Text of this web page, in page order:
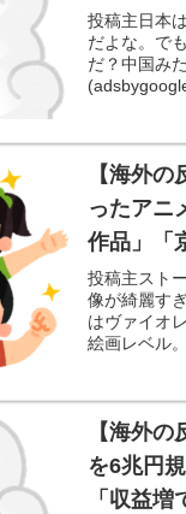
定の作り込みが
…」 日本の街頭イ
牛が固まって動か
リスタルパレス加
【海外の反応】
トというチョコレ
」 日本の消防署を
べて超石器時代だ
世界が騒然！←「
ドって「劣化版・
投稿主日本
だよな。で
だ？中国み
【海外
ったアニ
作品」「
投稿主スト
像が綺麗す
はヴァイオ
絵画レベル
【海外
を6兆円
「収益